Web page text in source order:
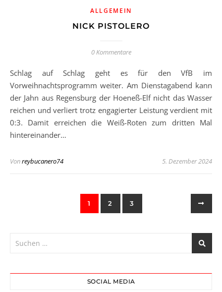
ALLGEMEIN
NICK PISTOLERO
0 Kommentare
Schlag auf Schlag geht es für den VfB im
Vorweihnachtsprogramm weiter. Am Dienstagabend kann
der Jahn aus Regensburg der Hoeneß-Elf nicht das Wasser
reichen und verliert trotz engagierter Leistung verdient mit
0:3. Damit erreichen die Weiß-Roten zum dritten Mal
hintereinander…
Vonreybucanero74 5. Dezember 2024
1 2 3
SOCIAL MEDIA